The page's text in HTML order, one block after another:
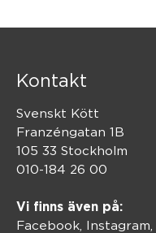
Kontakt
Svenskt Kött
Franzéngatan 1B
105 33 Stockholm
010-184 26 00
Vi finns även på:
Facebook, Instagram